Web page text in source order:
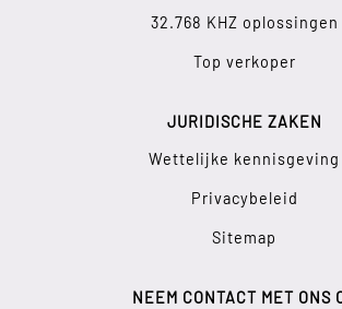
32.768 KHZ oplossingen
Top verkoper
JURIDISCHE ZAKEN
Wettelijke kennisgeving
Privacybeleid
Sitemap
NEEM CONTACT MET ONS